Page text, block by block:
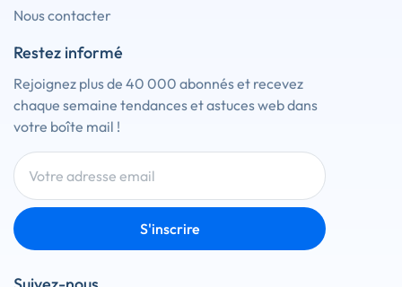
Nous contacter
Restez informé
Rejoignez plus de 40 000 abonnés et recevez
chaque semaine tendances et astuces web dans
votre boîte mail !
S'inscrire